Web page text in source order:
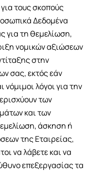
τους σκοπούς
Δεδομένα
για τη θεμελίωση,
νομικών αξιώσεων
στην
σας, εκτός εάν
νόμιμοι λόγοι για την
των
και των
άσκηση ή
της Εταιρείας,
να λάβετε και να
επεξεργασίας τα